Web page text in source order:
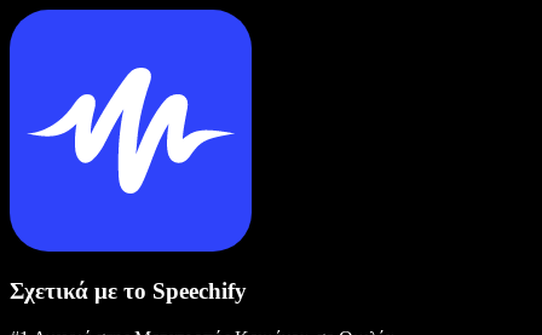
Σχετικά με το Speechify